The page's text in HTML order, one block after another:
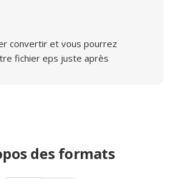
convertir et vous pourrez
fichier eps juste après
des formats